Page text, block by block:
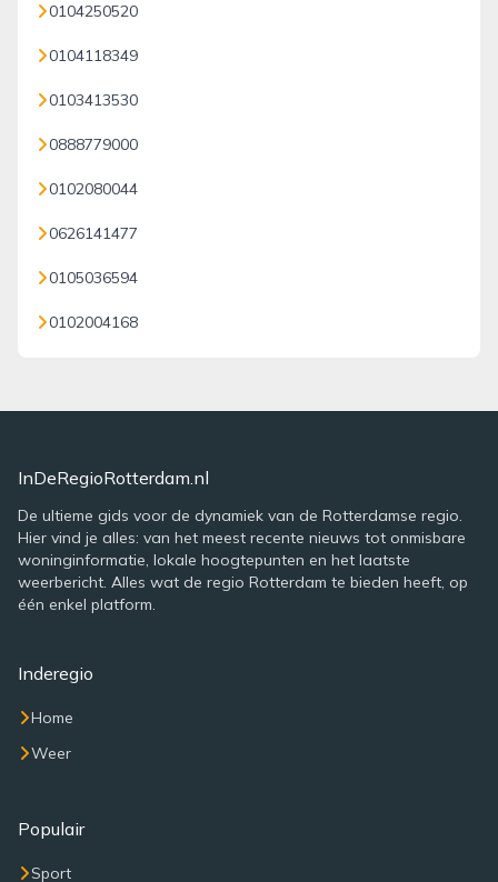
0104250520
0104118349
0103413530
0888779000
0102080044
0626141477
0105036594
0102004168
InDeRegioRotterdam.nl
De ultieme gids voor de dynamiek van de Rotterdamse regio.
Hier vind je alles: van het meest recente nieuws tot onmisbare
woninginformatie, lokale hoogtepunten en het laatste
weerbericht. Alles wat de regio Rotterdam te bieden heeft, op
één enkel platform.
Inderegio
Home
Weer
Populair
Sport